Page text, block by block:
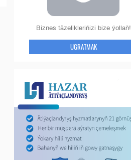
Biznes täzelikleriňizi bize ýollaň!
UGRATMAK